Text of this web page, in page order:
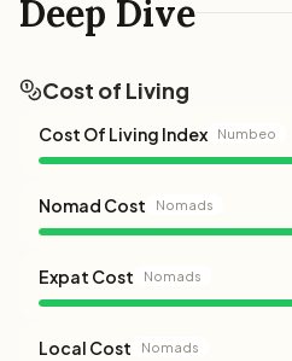
Deep Dive
Cost of Living
Cost Of Living Index Numbeo
Nomad Cost Nomads
Expat Cost Nomads
Local Cost Nomads